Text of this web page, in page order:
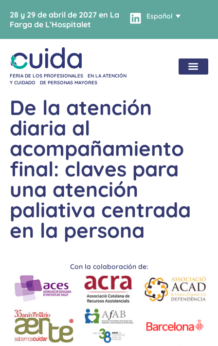
28 y 29 de abril de 2027 en La
Farga de L’Hospitalet
Español
FERIA DE LOS PROFESIONALES EN LA ATENCIÓN
Y CUIDADO DE PERSONAS MAYORES
De la atención
diaria al
acompañamiento
final: claves para
una atención
paliativa centrada
en la persona
Con la colaboración de: